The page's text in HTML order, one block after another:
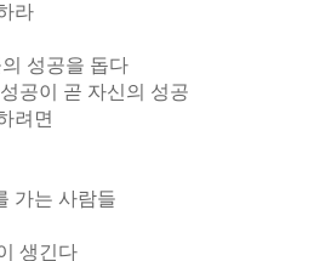
라
성공을 돕다
공이 곧 자신의 성공
려면
가는 사람들
생긴다